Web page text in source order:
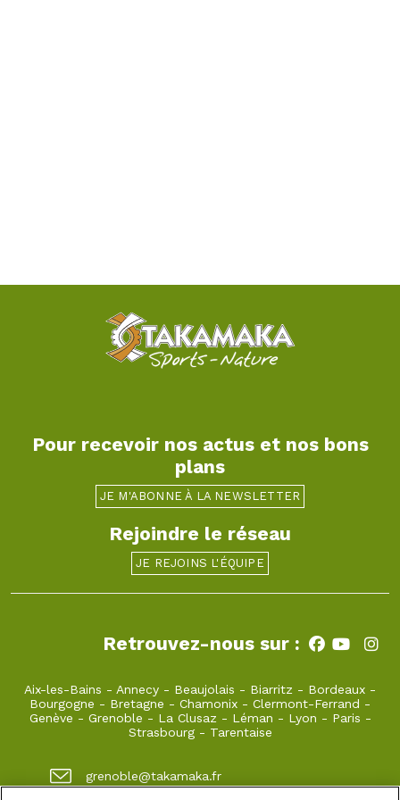
Pour recevoir nos actus et nos bons
plans
JE M'ABONNE À LA NEWSLETTER
Rejoindre le réseau
JE REJOINS L'ÉQUIPE
Retrouvez-nous sur :
Aix-les-Bains - Annecy - Beaujolais - Biarritz - Bordeaux -
Bourgogne - Bretagne - Chamonix - Clermont-Ferrand -
Genève - Grenoble - La Clusaz - Léman - Lyon - Paris -
Strasbourg- Tarentaise
grenoble@takamaka.fr